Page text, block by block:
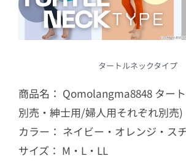
タートルネックタイプ
商品名： Qomolangma8848 ター
別売・紳士用/婦人用それぞれ別売)
カラー： ネイビー・オレンジ・ス
サイズ： M・L・LL